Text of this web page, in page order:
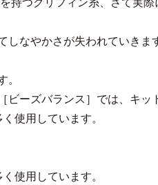
持つグリフィン糸、さて実
しなやかさが失われていきま
。
ーズバランス］では、キッ
使用しています。
使用しています。